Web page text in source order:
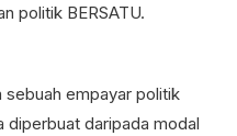
politik BERSATU.
sebuah empayar politik
diperbuat daripada modal